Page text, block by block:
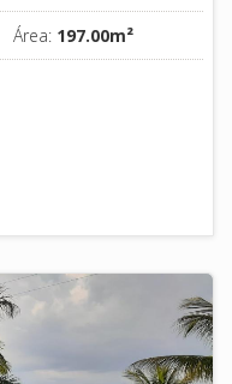
Área: 197.00m²